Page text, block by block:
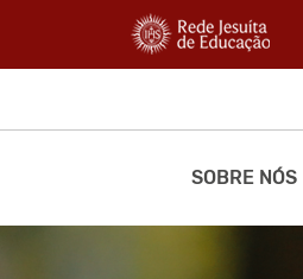
SOBRE NÓS